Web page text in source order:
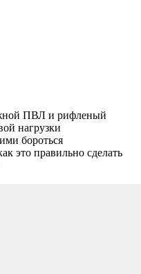
ПВЛ и рифленый
нагрузки
бороться
это правильно сделать